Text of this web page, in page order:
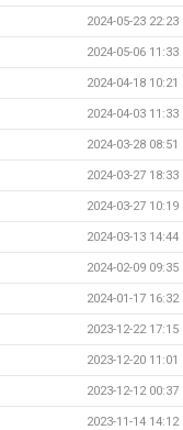
2024-05-23 22:23
2024-05-06 11:33
2024-04-18 10:21
2024-04-03 11:33
2024-03-28 08:51
2024-03-27 18:33
2024-03-27 10:19
2024-03-13 14:44
2024-02-09 09:35
2024-01-17 16:32
2023-12-22 17:15
2023-12-20 11:01
2023-12-12 00:37
2023-11-14 14:12